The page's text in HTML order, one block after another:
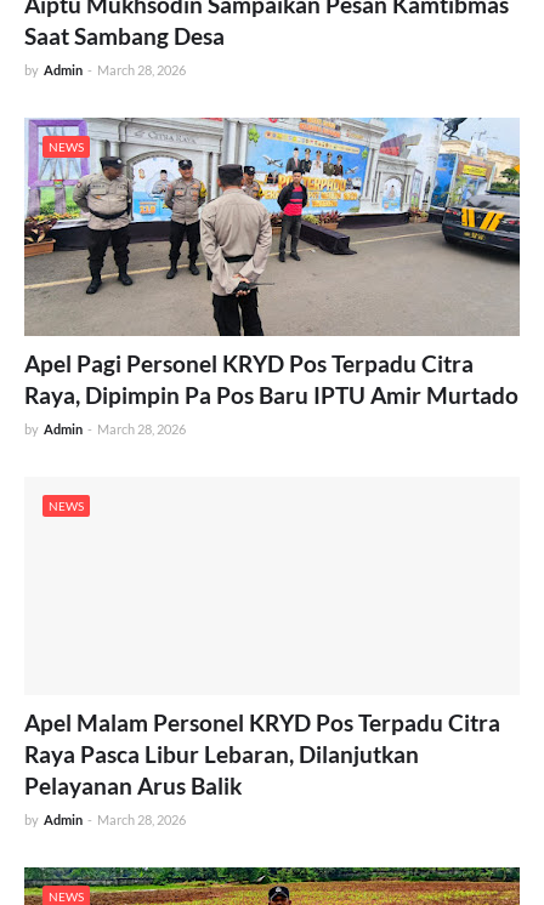
Saat Sambang Desa
by Admin - March 28, 2026
NEWS
Apel Pagi Personel KRYD Pos Terpadu Citra
Raya, Dipimpin Pa Pos Baru IPTU Amir Murtado
by Admin - March 28, 2026
NEWS
Apel Malam Personel KRYD Pos Terpadu Citra
Raya Pasca Libur Lebaran, Dilanjutkan
Pelayanan Arus Balik
by Admin - March 28, 2026
NEWS